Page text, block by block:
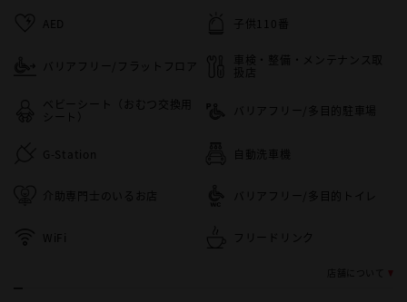
AED 子供110番
バリアフリー/フラットフロア
車検・整備・メンテナンス取
扱店
ベビーシート（おむつ交換用
シート）
バリアフリー/多目的駐車場
G-Station 自動洗車機
介助専門士のいるお店 バリアフリー/多目的トイレ
WiFi フリードリンク